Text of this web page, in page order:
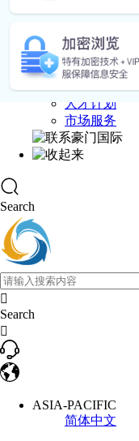
联系豪门国际
人才计划
市场服务
Search

Search

ASIA-PACIFIC
简体中文